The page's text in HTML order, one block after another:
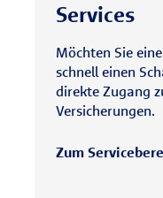
Services
Möchten Sie
schnell einen
direkte Zugang
Versicherungen.
Zum